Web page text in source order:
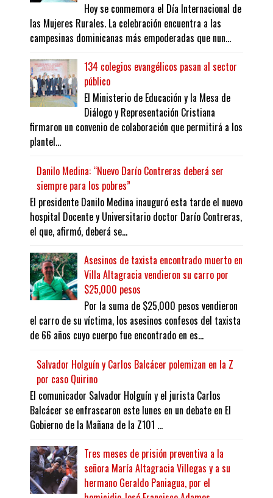
Hoy se conmemora el Día Internacional de
las Mujeres Rurales. La celebración encuentra a las
campesinas dominicanas más empoderadas que nun...
134 colegios evangélicos pasan al sector
público
El Ministerio de Educación y la Mesa de
Diálogo y Representación Cristiana
firmaron un convenio de colaboración que permitirá a los
plantel...
Danilo Medina: “Nuevo Darío Contreras deberá ser
siempre para los pobres”
El presidente Danilo Medina inauguró esta tarde el nuevo
hospital Docente y Universitario doctor Darío Contreras,
el que, afirmó, deberá se...
Asesinos de taxista encontrado muerto en
Villa Altagracia vendieron su carro por
$25,000 pesos
Por la suma de $25,000 pesos vendieron
el carro de su víctima, los asesinos confesos del taxista
de 66 años cuyo cuerpo fue encontrado en es...
Salvador Holguín y Carlos Balcácer polemizan en la Z
por caso Quirino
El comunicador Salvador Holguín y el jurista Carlos
Balcácer se enfrascaron este lunes en un debate en El
Gobierno de la Mañana de la Z101 ...
Tres meses de prisión preventiva a la
señora María Altagracia Villegas y a su
hermano Geraldo Paniagua, por el